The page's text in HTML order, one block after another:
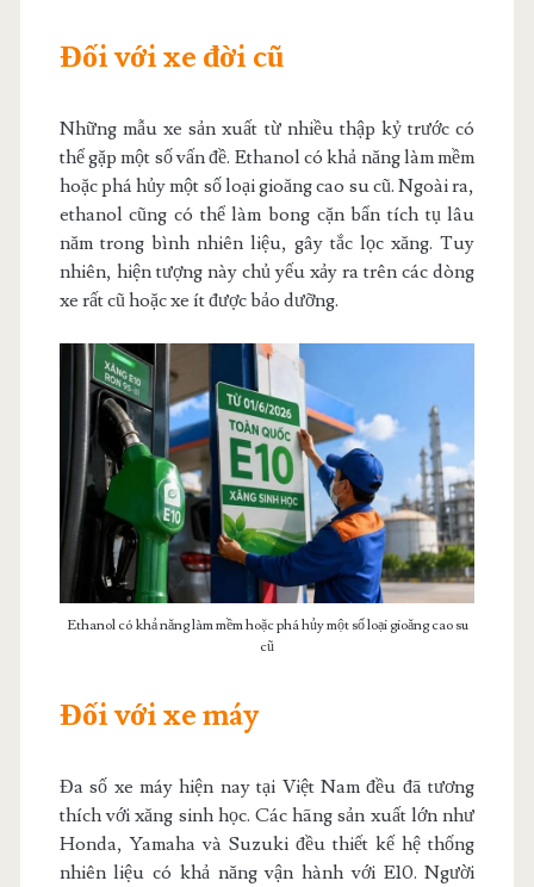
Đối với xe đời cũ
Những mẫu xe sản xuất từ nhiều thập kỷ trước có
thể gặp một số vấn đề. Ethanol có khả năng làm mềm
hoặc phá hủy một số loại gioăng cao su cũ. Ngoài ra,
ethanol cũng có thể làm bong cặn bẩn tích tụ lâu
năm trong bình nhiên liệu, gây tắc lọc xăng. Tuy
nhiên, hiện tượng này chủ yếu xảy ra trên các dòng
xe rất cũ hoặc xe ít được bảo dưỡng.
Ethanol có khả năng làm mềm hoặc phá hủy một số loại gioăng cao su
cũ
Đối với xe máy
Đa số xe máy hiện nay tại Việt Nam đều đã tương
thích với xăng sinh học. Các hãng sản xuất lớn như
Honda, Yamaha và Suzuki đều thiết kế hệ thống
nhiên liệu có khả năng vận hành với E10. Người